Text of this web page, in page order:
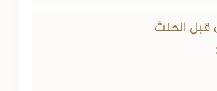
قبل الحنث